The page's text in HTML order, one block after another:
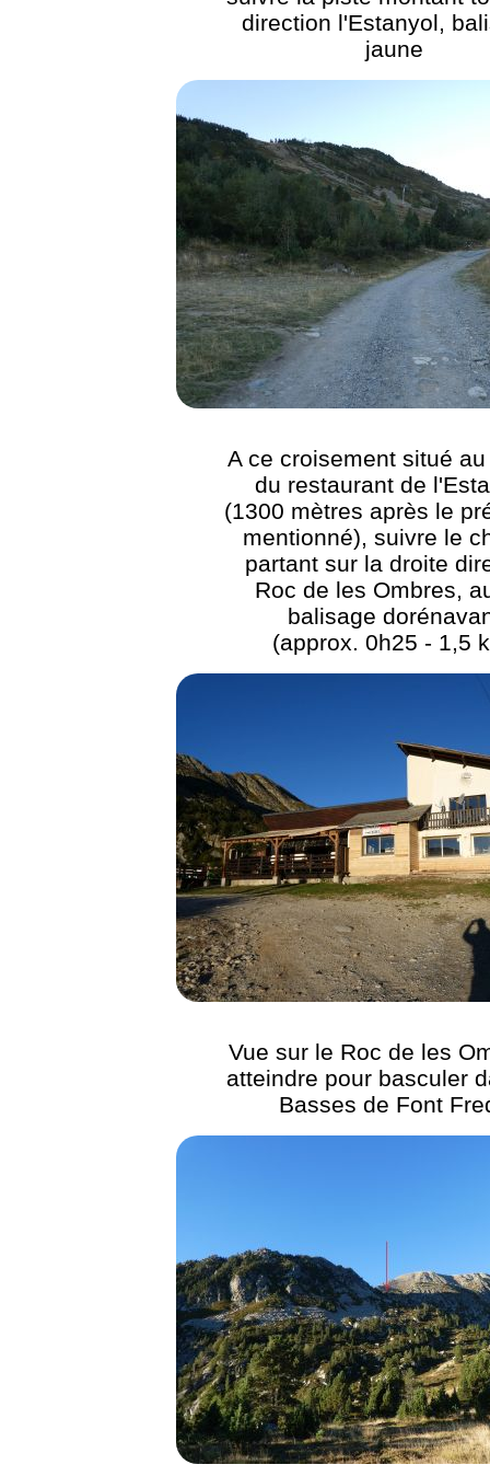
direction l'Estanyol,
jaune
A ce croisement situé
du restaurant de
(1300 mètres après le
mentionné), suivre le
partant sur la droite
Roc de les Ombres,
balisage
(approx. 0h25 - 1,5
Vue sur le Roc de les
atteindre pour basculer
Basses de Font